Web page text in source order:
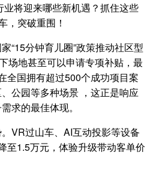
业将迎来哪些新机遇？抓住这些
，突破重围！
“15分钟育儿圈”政策推动社区型
场地甚至可以申请专项补贴，最
全国拥有超过500个成功项目案
公园等多种场景 ，这正是响应
求的最佳体现。
VR过山车、AI互动投影等设备
至1.5万元，体验升级带动客单价